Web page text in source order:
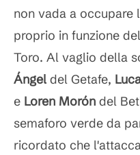
non vada a occupare
proprio in funzione
Toro. Al vaglio della
Ángel del Getafe,
e Loren Morón del
semaforo verde da
ricordato che